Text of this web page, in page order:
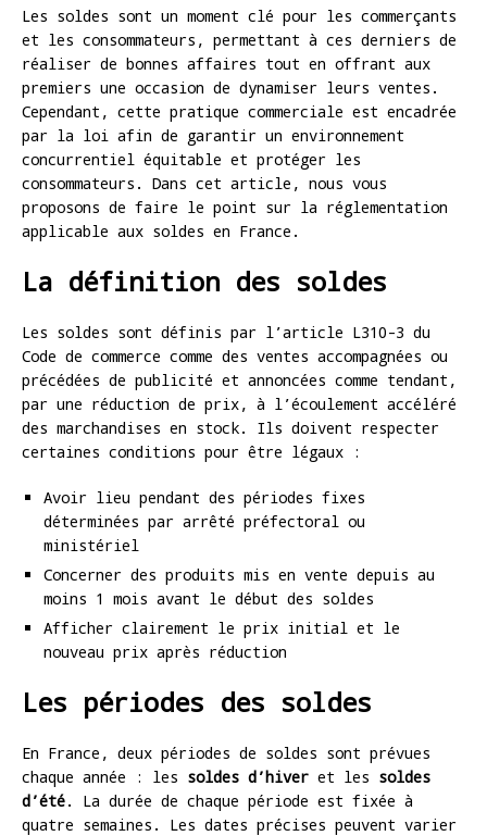
Les soldes sont un moment clé pour les commerçants
et les consommateurs, permettant à ces derniers de
réaliser de bonnes affaires tout en offrant aux
premiers une occasion de dynamiser leurs ventes.
Cependant, cette pratique commerciale est encadrée
par la loi afin de garantir un environnement
concurrentiel équitable et protéger les
consommateurs. Dans cet article, nous vous
proposons de faire le point sur la réglementation
applicable aux soldes en France.
La définition des soldes
Les soldes sont définis par l’article L310-3 du
Code de commerce comme des ventes accompagnées ou
précédées de publicité et annoncées comme tendant,
par une réduction de prix, à l’écoulement accéléré
des marchandises en stock. Ils doivent respecter
certaines conditions pour être légaux :
Avoir lieu pendant des périodes fixes
déterminées par arrêté préfectoral ou
ministériel
Concerner des produits mis en vente depuis au
moins 1 mois avant le début des soldes
Afficher clairement le prix initial et le
nouveau prix après réduction
Les périodes des soldes
En France, deux périodes de soldes sont prévues
chaque année : les soldes d’hiver et les soldes
d’été. La durée de chaque période est fixée à
quatre semaines. Les dates précises peuvent varier